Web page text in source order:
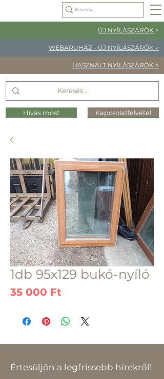
ÚJ NYÍLÁSZÁRÓK >
WEBÁRUHÁZ - ÚJ NYÍLÁSZÁRÓK >
HASZNÁLT NYÍLÁSZÁRÓK >
Hívás most Kapcsolatfelvétel
1db 95x129 bukó-nyíló
35 000 Ft
Értesüljön a legfrissebb hírekről!